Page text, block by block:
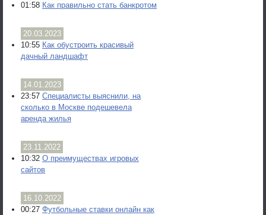
01:58 Как правильно стать банкротом
20.03.2023
10:55 Как обустроить красивый
дачный ландшафт
14.01.2023
23:57 Специалисты выяснили, на
сколько в Москве подешевела
аренда жилья
23.11.2022
10:32 О преимуществах игровых
сайтов
16.10.2022
00:27 Футбольные ставки онлайн как